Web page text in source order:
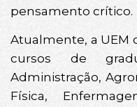
pensamento crítico.
Atualmente, a UEM
cursos de
Administração,
Física,